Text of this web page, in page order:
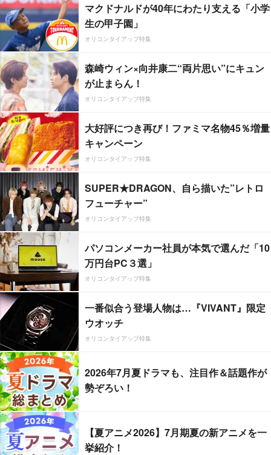
マクドナルドが40年にわたり支える「小学
生の甲子園」
オリコンタイアップ特集
森崎ウィン×向井康二“両片思い”にキュン
が止まらん！
オリコンタイアップ特集
大好評につき再び！ファミマ名物45％増量
キャンペーン
オリコンタイアップ特集
SUPER★DRAGON、自ら描いた”レトロ
フューチャー”
オリコンタイアップ特集
パソコンメーカー社員が本気で選んだ「10
万円台PC３選」
オリコンタイアップ特集
一番似合う登場人物は…『VIVANT』限定
ウオッチ
オリコンタイアップ特集
2026年7月夏ドラマも、注目作＆話題作が
勢ぞろい！
【夏アニメ2026】7月期夏の新アニメを一
挙紹介！